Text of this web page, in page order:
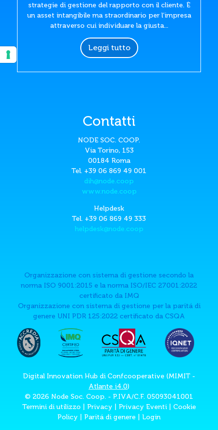
strategie di gestione del rapporto con il cliente. È
un asset intangibile ma straordinario per l’impresa
attraverso cui individuare la giusta...
Leggi tutto
Contatti
NODE SOC. COOP.
Via Torino, 153
00184 Roma
Tel. +39 06 869 49 001
dih@node.coop
www.node.coop
Helpdesk
Tel. +39 06 869 49 333
helpdesk@node.coop
Organizzazione con sistema di gestione secondo la
norma ISO 9001:2015 e la norma ISO/IEC 27001:2022
certificato da IMQ
Organizzazione con sistema di gestione per la paritá di
genere UNI PDR 125:2022 certificato da CSQA
Digital Innovation Hub di Confcooperative (MIMIT -
Atlante i4.0)
© 2026 Node Soc. Coop. - P.IVA/C.F. 05093041001
Termini di utilizzo
Privacy Privacy Eventi| Cookie
Policy
Paritá di genere Login